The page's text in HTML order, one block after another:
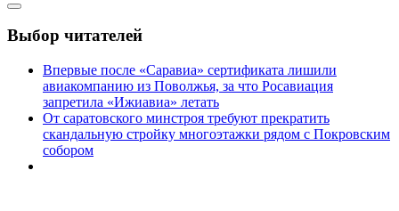
Выбор читателей
Впервые после «Саравиа» сертификата лишили
авиакомпанию из Поволжья, за что Росавиация
запретила «Ижиавиа» летать
От саратовского минстроя требуют прекратить
скандальную стройку многоэтажки рядом с Покровским
собором